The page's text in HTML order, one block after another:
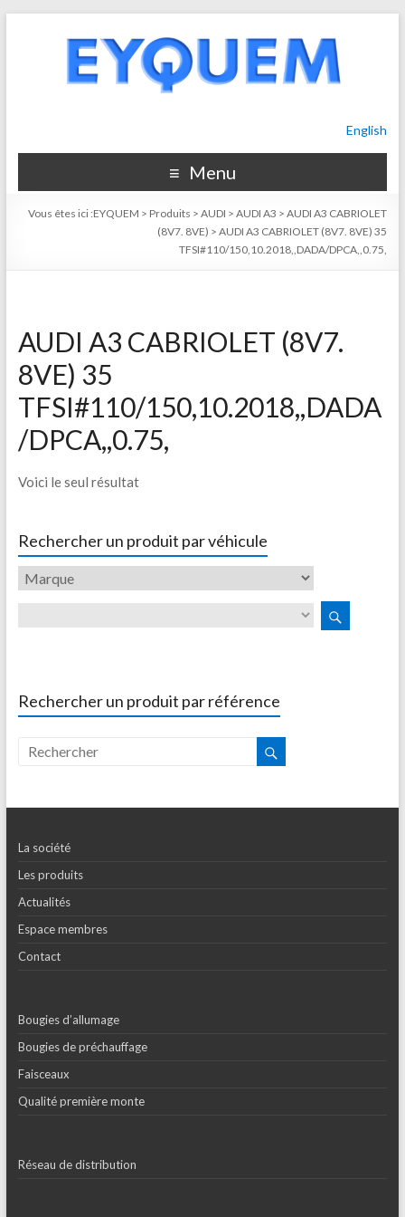
English
Menu
Vous êtes ici :EYQUEM > Produits >AUDI >AUDI A3 >AUDI A3 CABRIOLET
(8V7. 8VE) >AUDI A3 CABRIOLET (8V7. 8VE) 35
TFSI#110/150,10.2018,,DADA/DPCA,,0.75,
AUDI A3 CABRIOLET (8V7.
8VE) 35
TFSI#110/150,10.2018,,DADA
/DPCA,,0.75,
Voici le seul résultat
Rechercher un produit par véhicule
Rechercher un produit par référence
La société
Les produits
Actualités
Espace membres
Contact
Bougies d’allumage
Bougies de préchauffage
Faisceaux
Qualité première monte
Réseau de distribution